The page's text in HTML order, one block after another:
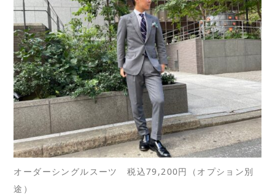
オーダーシングルスーツ 税込79,200円（オプション別
途）